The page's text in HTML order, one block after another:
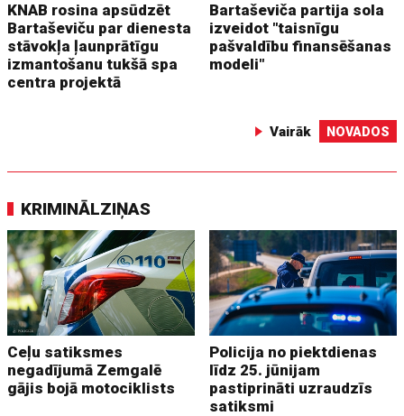
KNAB rosina apsūdzēt
Bartaševiču par dienesta
stāvokļa ļaunprātīgu
izmantošanu tukšā spa
centra projektā
Bartaševiča partija sola
izveidot "taisnīgu
pašvaldību finansēšanas
modeli"
Vairāk NOVADOS
KRIMINĀLZIŅAS
Ceļu satiksmes
negadījumā Zemgalē
gājis bojā motociklists
Policija no piektdienas
līdz 25. jūnijam
pastiprināti uzraudzīs
satiksmi